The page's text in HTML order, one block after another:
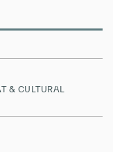
& CULTURAL